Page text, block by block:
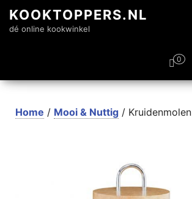
KOOKTOPPERS.NL
dé online kookwinkel
0
Home / Mooi & Nuttig / Kruidenmolen